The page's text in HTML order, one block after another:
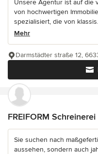
Unsere Agentur ist auf die
von hochwertigen
spezialisiert, die von
Mehr
Darmstädter straße 12,
FREIFORM
Sie suchen nach
aussehen, sondern auch